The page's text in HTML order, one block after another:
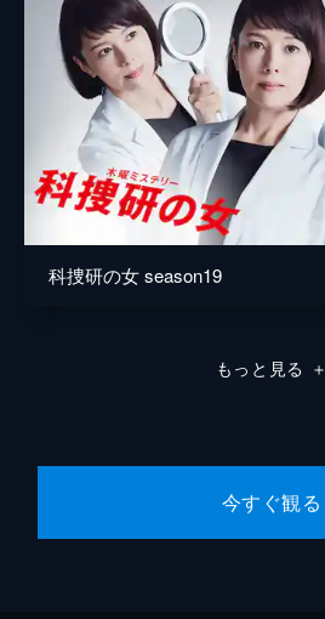
科捜研の女 season19
もっと見る ＋
今すぐ観る